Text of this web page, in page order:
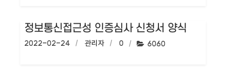
정보통신접근성 인증심사 신청서 양식
작성일:
2022-02-24 작성자:
관리자 댓글수:
0 조회수:
6060